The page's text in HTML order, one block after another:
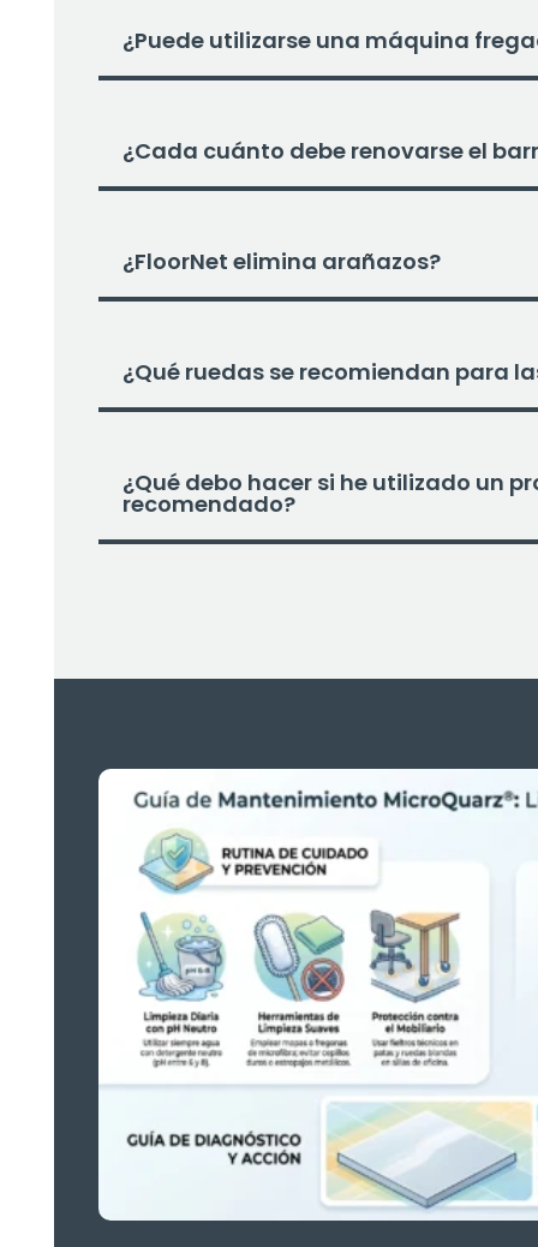
¿Puede utilizarse una máquina
¿Cada cuánto debe renovarse el
¿FloorNet elimina arañazos?
¿Qué ruedas se recomiendan para
¿Qué debo hacer si he utilizado un
recomendado?